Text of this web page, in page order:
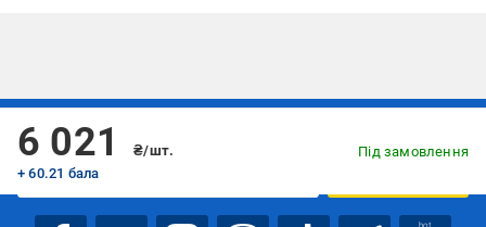
6 021
₴/шт.
+ 60.21 бала
Під замовлення
Підписуйтесь, щоб дізнаватись першим про акції та пропозиції